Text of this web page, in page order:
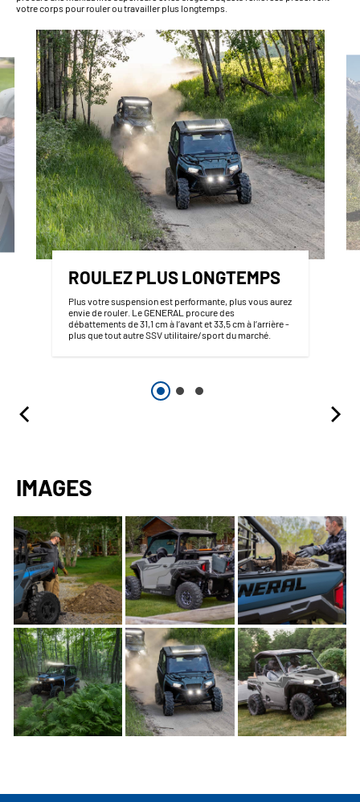
votre corps pour rouler ou travailler plus longtemps.
ROULEZ PLUS LONGTEMPS
Plus votre suspension est performante, plus vous aurez
envie de rouler. Le GENERAL procure des
débattements de 31,1 cm à l’avant et 33,5 cm à l’arrière -
plus que tout autre SSV utilitaire/sport du marché.
IMAGES